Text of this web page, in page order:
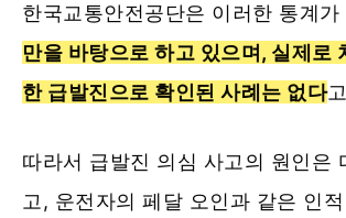
한국교통안전공단은 이러한 통계가
만을 바탕으로 하고 있으며, 실제로
한 급발진으로 확인된 사례는 없다
따라서 급발진 의심 사고의 원인은
고, 운전자의 페달 오인과 같은 인